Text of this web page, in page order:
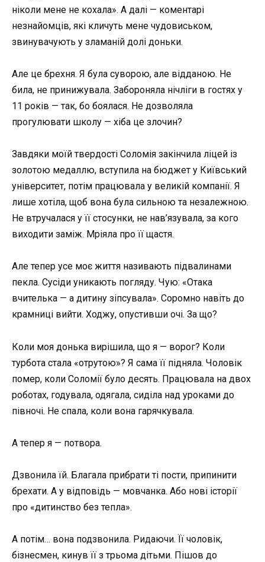
ніколи мене не кохала». А далі — коментарі
незнайомців, які кличуть мене чудовиськом,
звинувачують у зламаній долі доньки.
Але це брехня. Я була суворою, але відданою. Не
била, не принижувала. Забороняла нічліги в гостях у
11 років — так, бо боялася. Не дозволяла
прогулювати школу — хіба це злочин?
Завдяки моїй твердості Соломія закінчила ліцей із
золотою медаллю, вступила на бюджет у Київський
університет, потім працювала у великій компанії. Я
лише хотіла, щоб вона була сильною та незалежною.
Не втручалася у її стосунки, не нав’язувала, за кого
виходити заміж. Мріяла про її щастя.
Але тепер усе моє життя називають підвалинами
пекла. Сусіди уникають погляду. Чую: «Отака
вчителька — а дитину зіпсувала». Соромно навіть до
крамниці вийти. Ходжу, опустивши очі. За що?
Коли моя донька вирішила, що я — ворог? Коли
турбота стала «отрутою»? Я сама її підняла. Чоловік
помер, коли Соломії було десять. Працювала на двох
роботах, годувала, одягала, сиділа над уроками до
півночі. Не спала, коли вона гарячкувала.
А тепер я — потвора.
Дзвонила їй. Благала прибрати ті пости, припинити
брехати. А у відповідь — мовчанка. Або нові історії
про «дитинство без тепла».
А потім… вона подзвонила. Ридаючи. Її чоловік,
бізнесмен, кинув її з трьома дітьми. Пішов до